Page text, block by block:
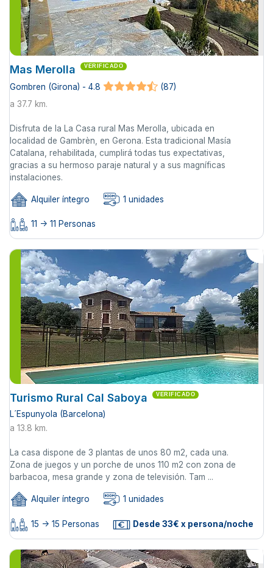
Mas Merolla VERIFICADO
Gombren (Girona) - 4.8
(87)
a 37.7 km.
Disfruta de la La Casa rural Mas Merolla, ubicada en
localidad de Gambrèn, en Gerona. Esta tradicional Masía
Catalana, rehabilitada, cumplirá todas tus expectativas,
gracias a su hermoso paraje natural y a sus magníficas
instalaciones.
Alquiler íntegro 1 unidades
11 -> 11 Personas
Turismo Rural Cal Saboya VERIFICADO
L´Espunyola (Barcelona)
a 13.8 km.
La casa dispone de 3 plantas de unos 80 m2, cada una.
Zona de juegos y un porche de unos 110 m2 con zona de
barbacoa, mesa grande y zona de televisión. Tam ...
Alquiler íntegro 1 unidades
15 -> 15 Personas Desde 33€ x persona/noche